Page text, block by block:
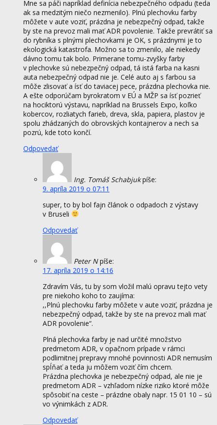
Mne sa páči napríklad definícia nebezpečného odpadu (teda
ak sa medzitým niečo nezmenilo). Plnú plechovku farby
môžete v aute voziť, prázdna je nebezpečný odpad, takže
by ste na prevoz mali mať ADR povolenie. Takže prevrátiť sa
do rybníka s plnými plechovkami je OK, s prázdnymi je to
ekologická katastrofa. Možno sa to zmenilo, ale niekedy
dávno tomu tak bolo. Primerane tomu-zvyšky farby
v plechovke sú nebezpečný odpad, tá istá farba na kasni
auta nebezpečný odpad nie je. Celé auto aj s farbou sa
môže zlisovať a ísť do taviacej pece, prázdna plechovka nie.
A ešte odporúčam byrokratom v EÚ a MŽP sa ísť pozrieť
na hociktorú výstavu, napríklad na Brussels Expo, koľko
kobercov, rozliatych farieb, dreva, skla, papiera, plastov je
spolu zhádzaných do obrovských kontajnerov a nech sa
pozrú, kde toto končí.
Odpovedať
Ing. Tomáš Schabjuk píše:
9. apríla 2019 o 07:11
super, to by bol fajn článok o odpadoch z výstavy
v Bruseli
Odpovedať
Peter N píše:
17. apríla 2019 o 14:16
Zdravím Vás, tu by som vložil malú opravu tejto vety
pre niekoho koho to zaujíma:
,,Plnú plechovku farby môžete v aute voziť, prázdna je
nebezpečný odpad, takže by ste na prevoz mali mať
ADR povolenie“.
Plná plechovka farby je nad určité množstvo
predmetom ADR, v opačnom prípade v rámci
podlimitnej prepravy mnohé povinnosti ADR nemusím
spĺňať a teda ju môžem voziť čím chcem.
Prázdna plechovka je nebezpečný odpad, ale nie je
predmetom ADR – vzhľadom nízke riziko ktoré môže
spôsobiť na ceste – prázdne obaly napr. 15 01 10 – sú
vo výnimkách z ADR.
Odpovedať